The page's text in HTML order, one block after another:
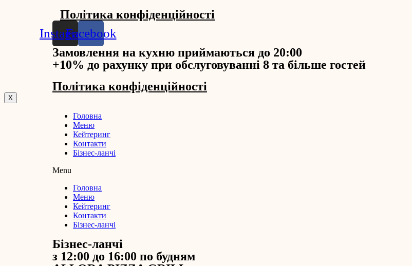
Політика конфіденційності
InstagramFacebook
Замовлення на кухню приймаються до 20:00
+10% до рахунку при обслуговуванні 8 та більше гостей
Політика конфіденційності
X
Головна
Меню
Кейтеринг
Контакти
Бізнес-ланчі
Menu
Головна
Меню
Кейтеринг
Контакти
Бізнес-ланчі
Бізнес-ланчі
з 12:00 до 16:00 по будням